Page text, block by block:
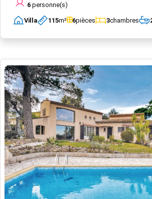
6 personne(s)
Villa 115m² 6pièces 3chambres